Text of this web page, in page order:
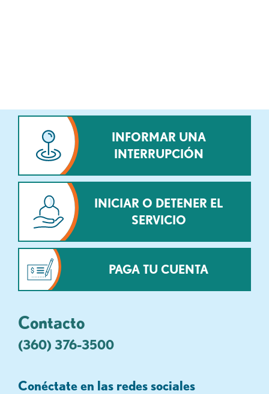
INFORMAR UNA
INTERRUPCIÓN
INICIAR O DETENER EL
SERVICIO
PAGA TU CUENTA
Contacto
(360) 376-3500
Conéctate en las redes sociales